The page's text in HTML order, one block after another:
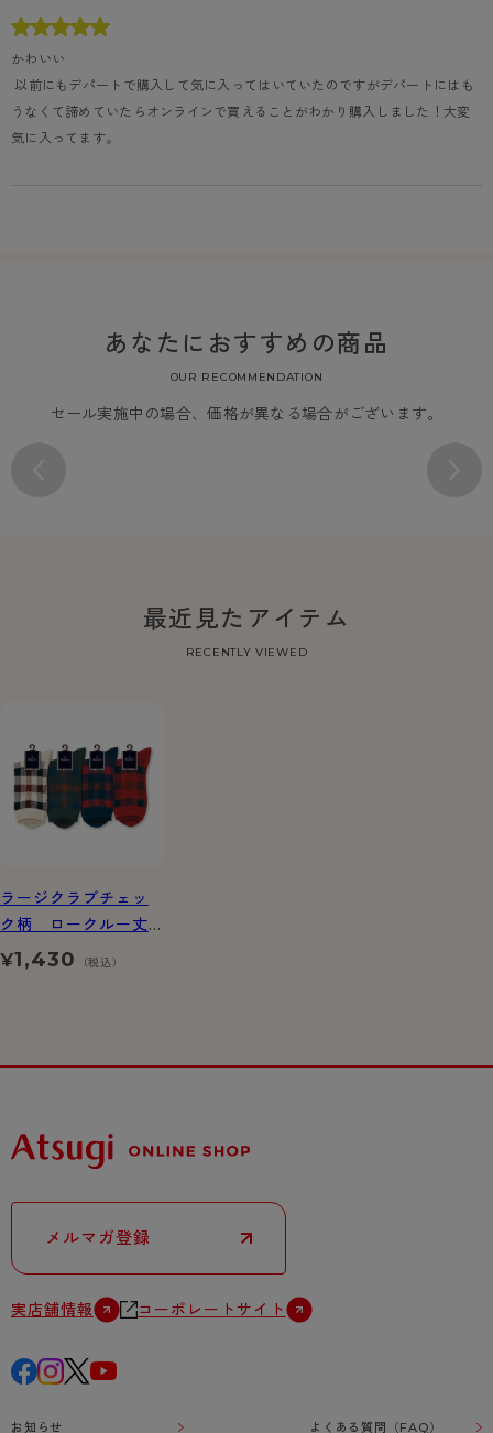
かわいい
うなくて諦めていたらオンラインで買えることがわかり購入しました！大変
気に入ってます。
あなたにおすすめの商品
OUR RECOMMENDATION
セール実施中の場合、価格が異なる場合がございます。
最近見たアイテム
RECENTLY VIEWED
ラージクラブチェッ
ク柄 ロークルー丈
ソックス
¥1,430 （税込）
メルマガ登録
実店舗情報 コーポレートサイト
お知らせ よくある質問（FAQ）